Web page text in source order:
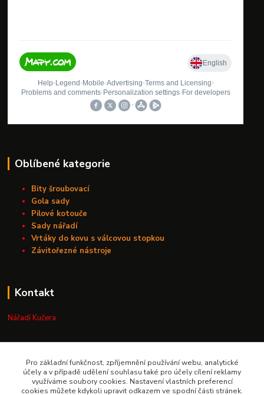
Oblíbené kategorie
Bity šroubovací
Gola sady
Pilové kotouče
Sady nářadí
Vrtáky do kovu s válcovou stopkou
Závitořezné nástroje
Kontakt
Nářadí Kučera
+420 603 209 791
info@naradikucera.cz
Pro základní funkčnost, zpříjemnění používání webu, analytické
účely a v případě udělení souhlasu také pro účely cílení reklamy
využíváme soubory cookies. Nastavení vlastních preferencí
cookies můžete kdykoli upravit odkazem ve spodní části stránek.